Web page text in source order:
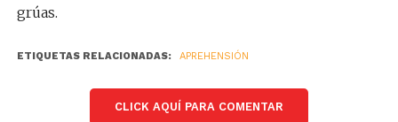
grúas.
ETIQUETAS RELACIONADAS: APREHENSIÓN
CLICK AQUÍ PARA COMENTAR